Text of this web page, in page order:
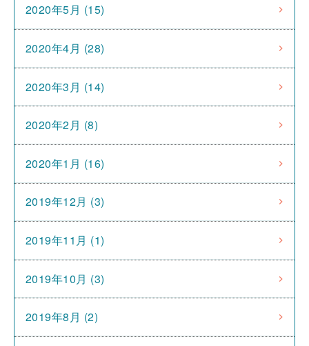
2020年5月 (15)
2020年4月 (28)
2020年3月 (14)
2020年2月 (8)
2020年1月 (16)
2019年12月 (3)
2019年11月 (1)
2019年10月 (3)
2019年8月 (2)